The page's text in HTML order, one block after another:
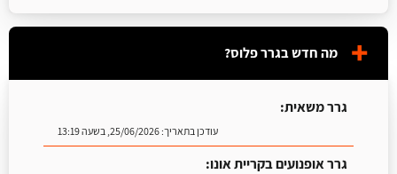
מה חדש בגרר פלוס?
גרר משאית:
עודכן בתאריך:25/06/2026, בשעה 13:19
גרר אופנועים בקריית אונו: